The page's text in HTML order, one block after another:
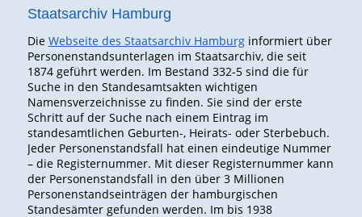
Staatsarchiv Hamburg
Die Webseite des Staatsarchiv Hamburginformiert über
Personenstandsunterlagen im Staatsarchiv, die seit
1874 geführt werden. Im Bestand 332-5 sind die für
Suche in den Standesamtsakten wichtigen
Namensverzeichnisse zu finden. Sie sind der erste
Schritt auf der Suche nach einem Eintrag im
standesamtlichen Geburten-, Heirats- oder Sterbebuch.
Jeder Personenstandsfall hat einen eindeutige Nummer
– die Registernummer. Mit dieser Registernummer kann
der Personenstandsfall in den über 3 Millionen
Personenstandseinträgen der hamburgischen
Standesämter gefunden werden. Im bis 1938